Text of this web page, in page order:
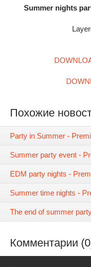
Summer nights
Похожие
Party in Summer -
Summer party event -
EDM party nights -
Summer time nights -
The end of summer
Комментарии